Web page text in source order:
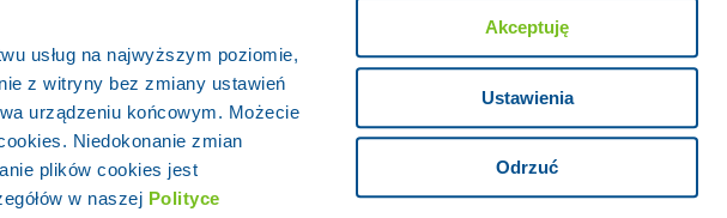
usług na najwyższym poziomie,
z witryny bez zmiany ustawień
urządzeniu końcowym. Możecie
Niedokonanie zmian
plików cookies jest
w naszej Polityce
Akceptuję
Ustawienia
Odrzuć